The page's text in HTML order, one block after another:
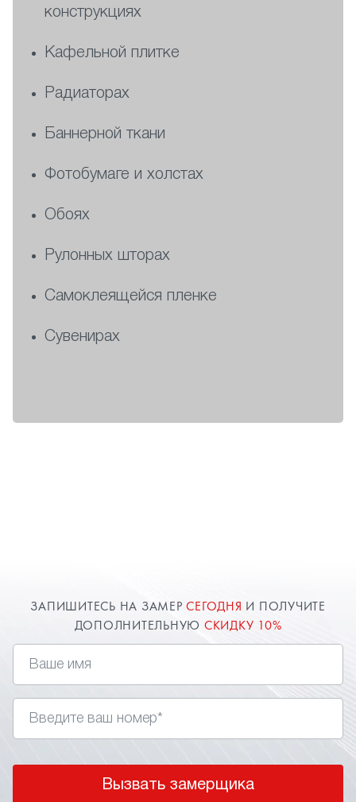
конструкциях
Кафельной плитке
Радиаторах
Баннерной ткани
Фотобумаге и холстах
Обоях
Рулонных шторах
Самоклеящейся пленке
Сувенирах
ЗАПИШИТЕСЬ НА ЗАМЕРСЕГОДНЯ И ПОЛУЧИТЕ
ДОПОЛНИТЕЛЬНУЮ СКИДКУ 10%
Вызвать замерщика